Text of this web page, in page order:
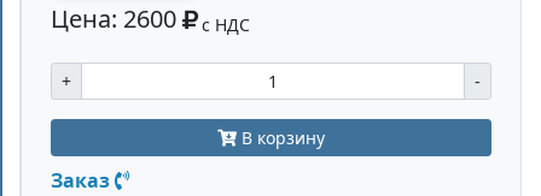
Цена: 2600 с НДС
+ -
В корзину
Заказ